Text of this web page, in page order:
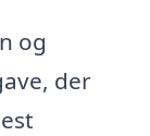
og
der